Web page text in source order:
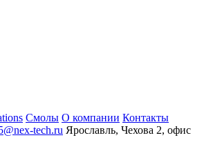
Смолы О компании Контакты
tech.ru Ярославль, Чехова 2, офис